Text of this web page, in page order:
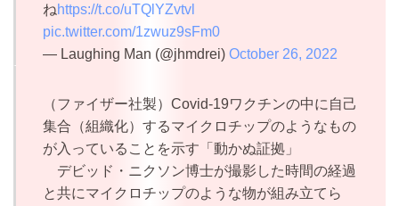
ねhttps://t.co/uTQlYZvtvl
pic.twitter.com/1zwuz9sFm0
— Laughing Man (@jhmdrei) October 26, 2022
（ファイザー社製）Covid-19ワクチンの中に自己
集合（組織化）するマイクロチップのようなもの
が入っていることを示す「動かぬ証拠」
デビッド・ニクソン博士が撮影した時間の経過
と共にマイクロチップのような物が組み立てら